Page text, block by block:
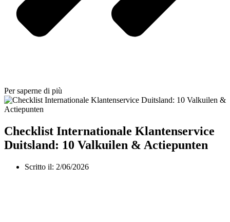
Per saperne di più
Checklist Internationale Klantenservice
Duitsland: 10 Valkuilen & Actiepunten
Scritto il: 2/06/2026